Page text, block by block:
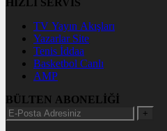
HIZLI SERVİS
TV Yayın Akışları
Yazarlar Site
Tenis İddaa
Basketbol Canlı
AMP
BÜLTEN ABONELİĞİ
+